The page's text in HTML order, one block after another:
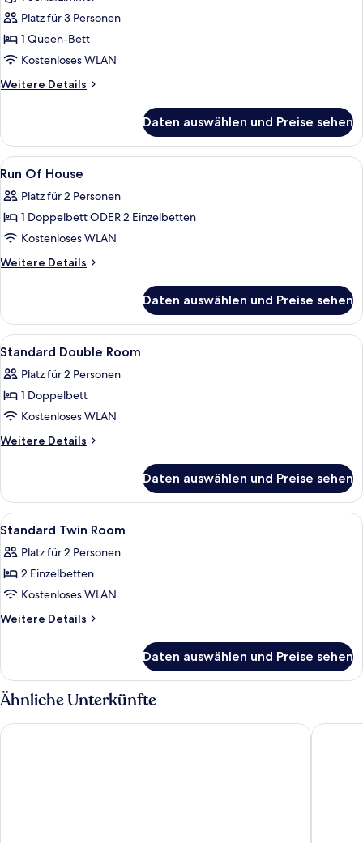
Suite
anzeigen
Platz für 3 Personen
1 Queen-Bett
Kostenloses WLAN
Weitere Details
Weitere
Suite
Daten auswählen und Preise sehen
Alle
Fotos
für
Run
Of
House
Ein Hotelzimmer mit einem großen
3
Run Of House
Platz für 2 Personen
1 Doppelbett ODER 2 Einzelbetten
Kostenloses WLAN
Weitere Details
Weitere
Of
House
Daten auswählen und Preise sehen
Alle
Fotos
für
Standard
Double
Room
Ein Hotelzimmer mit einem
4
Standard Double Room
Platz für 2 Personen
1 Doppelbett
Kostenloses WLAN
Weitere Details
Weitere
Double
Room
Daten auswählen und Preise sehen
Alle
Fotos
für
Standard
Twin
Room
Ein Hotelzimmer mit zwei Betten,
3
Standard Twin Room
Platz für 2 Personen
2 Einzelbetten
Kostenloses WLAN
Weitere Details
Weitere
Twin
Room
Daten auswählen und Preise sehen
Ähnliche Unterkünfte
Caesar Metro Taipei Hotel